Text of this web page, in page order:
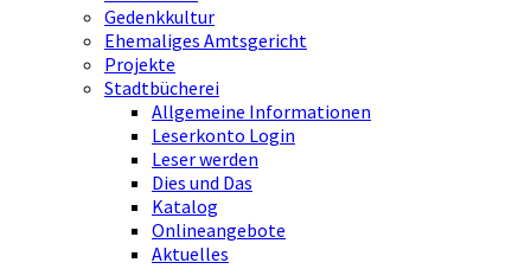
Gedenkkultur
Ehemaliges Amtsgericht
Projekte
Stadtbücherei
Allgemeine Informationen
Leserkonto Login
Leser werden
Dies und Das
Katalog
Onlineangebote
Aktuelles